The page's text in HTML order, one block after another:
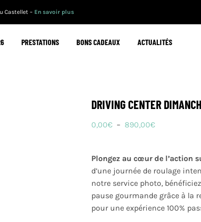
Castellet – En savoir plus
PRESTATIONS BONS CADEAUX ACTUALITÉS
DRIVING CENTER
0,00€ – 890,00€
0,00€
à
890,00€
Plongez au cœur de l’action
d’une journée de roulage
notre service photo,
pause gourmande grâce à la
pour une expérience 100%